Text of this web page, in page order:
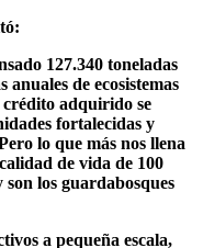
127.340 toneladas
anuales de ecosistemas
crédito adquirido se
fortalecidas y
lo que más nos llena
de vida de 100
los guardabosques
a pequeña escala,